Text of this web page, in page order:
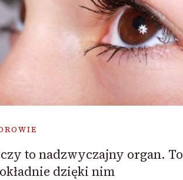
to nadzwyczajny organ. To
dzięki nim